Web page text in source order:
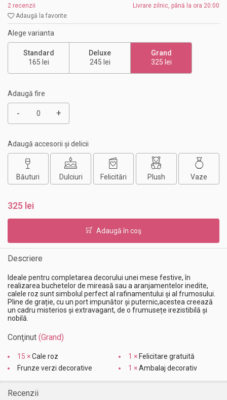
2 recenzii
Livrare zilnic, până la ora 20:00
Adaugă la favorite
Alege varianta
Standard
165 lei
Deluxe
245 lei
Grand
325 lei
Adaugă fire
- +
Adaugă accesorii și delicii
Băuturi Dulciuri Felicitări Plush Vaze
325 lei
Adaugă în coş
Descriere
Ideale pentru completarea decorului unei mese festive, în
realizarea buchetelor de mireasă sau a aranjamentelor inedite,
calele roz sunt simbolul perfect al rafinamentului și al frumosului.
Pline de grație, cu un port impunător și puternic,acestea creează
un cadru misterios și extravagant, de o frumusețe irezistibilă și
nobilă.
Conţinut (Grand)
15 ×Cale roz 1 × Felicitare gratuită
Frunze verzi decorative
1 ×Ambalaj decorativ
Recenzii